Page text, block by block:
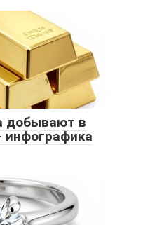
добывают в
инфографика